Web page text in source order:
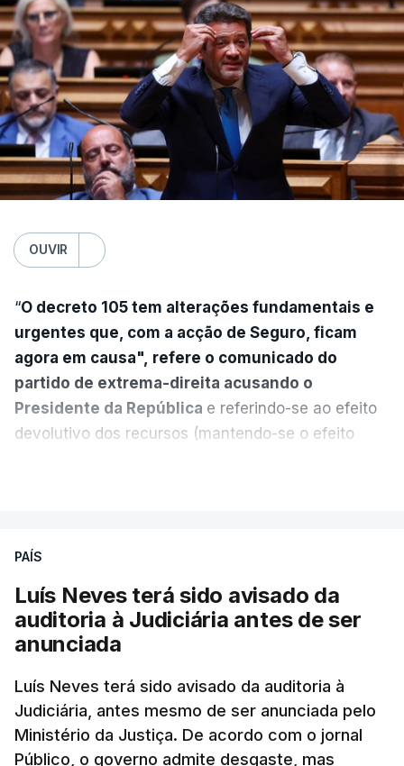
OUVIR
“O decreto 105 tem alterações fundamentais e
urgentes que, com a acção de Seguro, ficam
agora em causa", refere o comunicado do
partido de extrema-direita acusando o
Presidente da República e referindo-se ao efeito
devolutivo dos recursos (mantendo-se o efeito
quanto à possibilidade de expulsar do país
cidadãos adultos em situação ilegal, se
tiverem filhos menores.
prazo de 60 dias, os imigrantes terão que ser
libertados,ainda que os seus pedidos de asilo
tenham sido rejeitados pelas autoridades
competentes”, referem.
PAÍS
Luís Neves terá sido avisado da
auditoria à Judiciária antes de ser
anunciada
Luís Neves terá sido avisado da auditoria à
Judiciária, antes mesmo de ser anunciada pelo
Ministério da Justiça. De acordo com o jornal
Público, o governo admite desgaste, mas